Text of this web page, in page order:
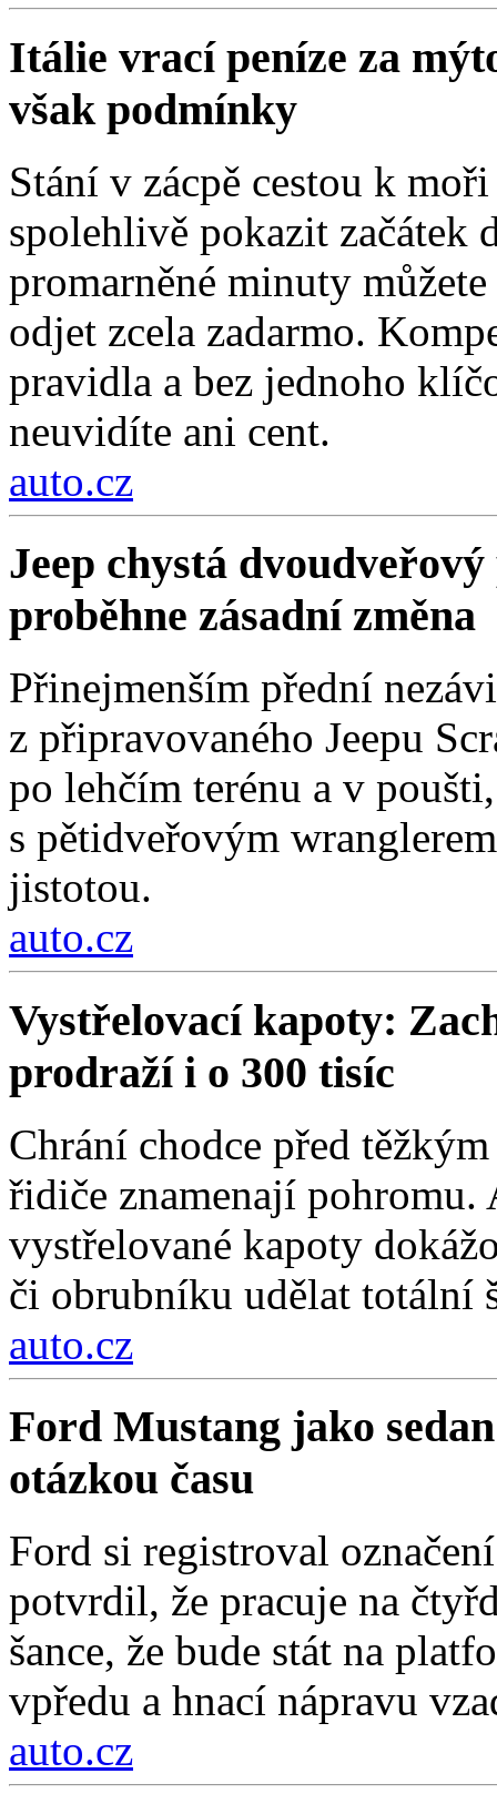
Itálie vrací peníze za
však podmínky
Stání v zácpě cestou k
spolehlivě pokazit začátek
promarněné minuty
odjet zcela zadarmo.
pravidla a bez jednoho
neuvidíte ani cent.
auto.cz
Jeep chystá
proběhne zásadní změna
Přinejmenším přední
z připravovaného Jeepu
po lehčím terénu a v
s pětidveřovým
jistotou.
auto.cz
Vystřelovací kapoty:
prodraží i o 300 tisíc
Chrání chodce před
řidiče znamenají
vystřelované kapoty
či obrubníku udělat totální
auto.cz
Ford Mustang jako
otázkou času
Ford si registroval
potvrdil, že pracuje na
šance, že bude stát na
vpředu a hnací nápravu
auto.cz